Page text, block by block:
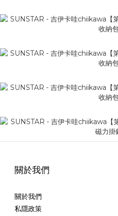
關於我們
關於我們
私隱政策